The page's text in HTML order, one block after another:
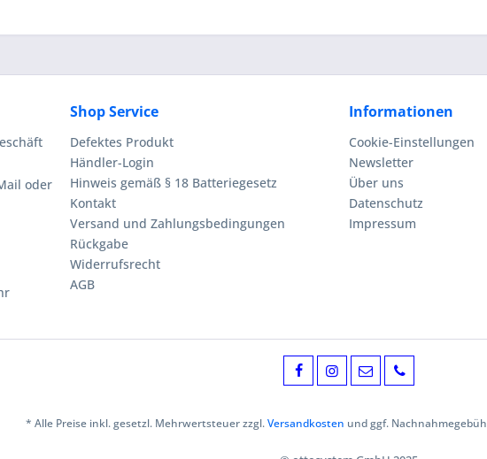
oder
Shop Service
Defektes Produkt
Händler-Login
Hinweis gemäß § 18 Batteriegesetz
Kontakt
Versand und Zahlungsbedingungen
Rückgabe
Widerrufsrecht
AGB
Informationen
Cookie-Einstellungen
Newsletter
Über uns
Datenschutz
Impressum
* Alle Preise inkl. gesetzl. Mehrwertsteuer zzgl.Versandkosten und ggf.